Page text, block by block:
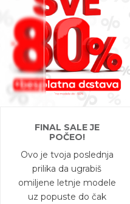
FINAL SALE JE
POČEO!
Ovo je tvoja poslednja
prilika da ugrabiš
omiljene letnje modele
uz popuste do čak
Zapratite nas